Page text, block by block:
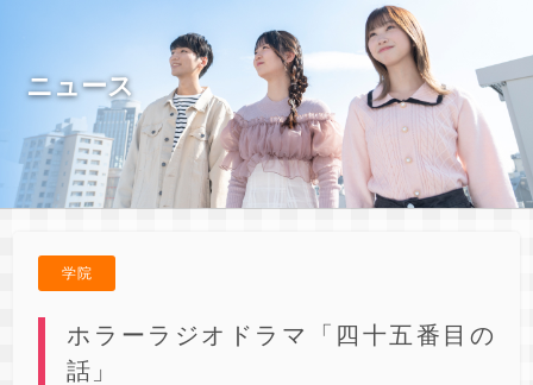
ニュース
学院
ホラーラジオドラマ「四十五番目の
話」